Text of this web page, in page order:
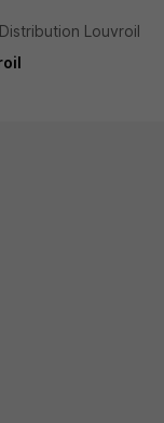
Louvroil